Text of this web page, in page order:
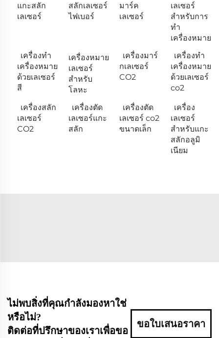
แกะสลัก
เลเซอร์
สลักเลเซอร์
ไฟเบอร์
มาร์ค
เลเซอร์
เลเซอร์
สำหรับการ
ทำ
เครื่องหมาย
เครื่องทำ
เครื่องหมาย
ด้วยเลเซอร์
สี
เครื่องหมาย
เลเซอร์
สำหรับ
โลหะ
เครื่องมาร์
กเลเซอร์
CO2
เครื่องทำ
เครื่องหมาย
ด้วยเลเซอร์
co2
เครื่องสลัก
เลเซอร์
CO2
เครื่องตัด
เลเซอร์แกะ
สลัก
เครื่องตัด
เลเซอร์ co2
ขนาดเล็ก
เครื่อง
เลเซอร์
สำหรับแกะ
สลักอลูมิ
เนียม
ไม่พบสิ่งที่คุณกำลังมองหาใช่
หรือไม่?
ติดต่อที่ปรึกษาของเราเพื่อขอ
ขอใบเสนอราคา